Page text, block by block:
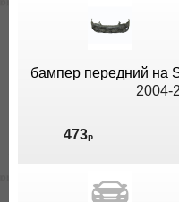
бампер передний на
2004-
473р.